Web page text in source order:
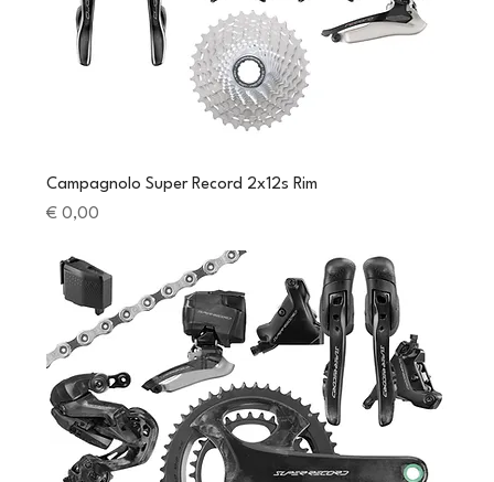
Campagnolo Super Record 2x12s Rim
Preis
€ 0,00